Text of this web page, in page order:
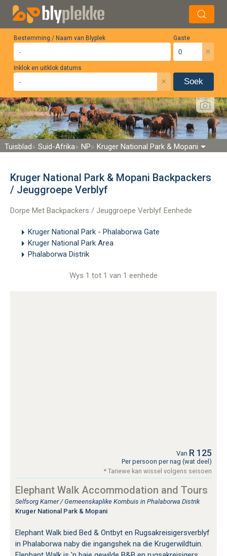
Bestemming / Naam van Blyplek Gaste
×
Inklok en uitklok datums
× Soek
Tuisblad Suid-Afrika NP Kruger National Park & Mopani
Kruger National Park & Mopani Backpackers
/ Jeuggroepe Verblyf
Dorpe Met Backpackers / Jeuggroepe Verblyf Eenhede
Kruger National Park - Phalaborwa Gate
Kruger National Park Area
Phalaborwa Distrik
Wys 1 tot 1 van 1 eenhede
Van R 125
Per persoon per nag (wat deel)
* Tariewe kan wissel volgens seisoen
Elephant Walk Accommodation and Tours
Selfsorg Kamer / Gemeenskaplike Kombuis in Phalaborwa Distrik
Kruger National Park & Mopani
Elephant Walk bied Bed & Ontbyt en Rugsakreisigersverblyf
in Phalaborwa naby die ingangshek na die Krugerwildtuin.